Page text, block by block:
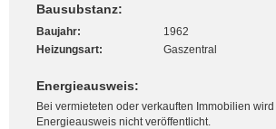
Bausubstanz:
Baujahr:
1962
Heizungsart:
Gaszentral
Energieausweis:
Bei vermieteten oder verkauften Immobilien
Energieausweis nicht veröffentlicht.